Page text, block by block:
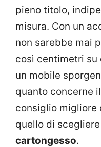
pieno titolo,
misura. Con un
non sarebbe mai
così centimetri
un mobile
quanto concerne
consiglio migliore
quello di
cartongesso.